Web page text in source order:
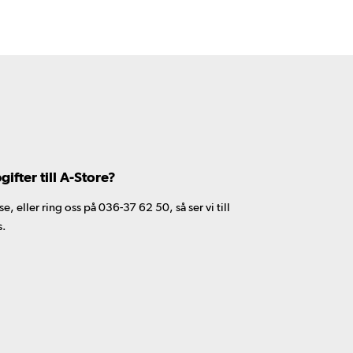
till A-Store?
eller ring oss på 036-37 62 50, så ser vi till